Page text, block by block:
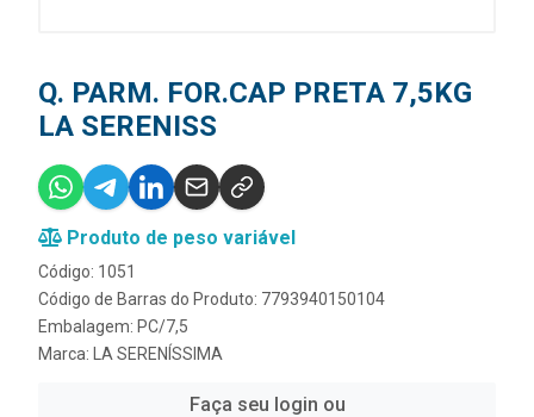
Q. PARM. FOR.CAP PRETA 7,5KG
LA SERENISS
Produto de peso variável
Código: 1051
Código de Barras do Produto: 7793940150104
Embalagem: PC/7,5
Marca:
LA SERENÍSSIMA
Faça seu login ou